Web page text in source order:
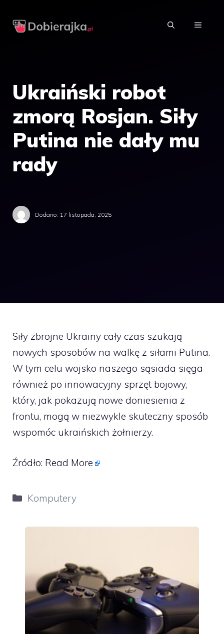
MENU
Ukraiński robot
zmorą Rosjan. Siły
Putina nie dały mu
rady
Dodano: 17 listopada, 2025
Siły zbrojne Ukrainy cały czas szukają
nowych sposobów na walkę z siłami Putina.
W tym celu wojsko naszego sąsiada sięga
również po innowacyjny sprzęt bojowy,
który, jak pokazują nowe doniesienia z
frontu, mogą w niezwykle skuteczny sposób
wspomóc ukraińskich żołnierzy.
Źródło: Read More
Kategorie
Komputery